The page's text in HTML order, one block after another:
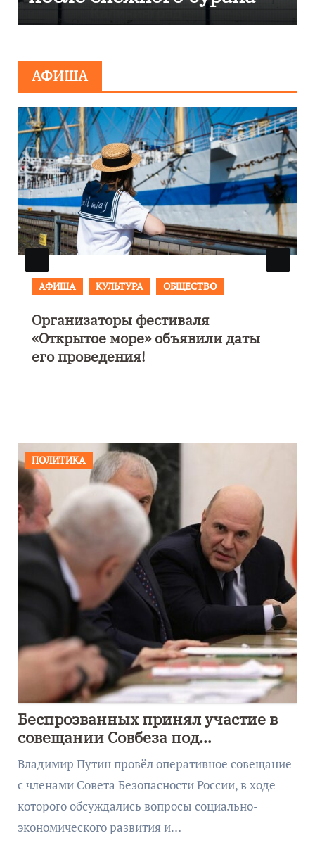
сообщения о
АФИША
АФИША
В Калининграде пройдет
фестиваль искусств «Зимние
каникулы на Балтике»
ПОЛИТИКА
Беспрозванных принял участие в
совещании Совбеза под
руководством Путина
Владимир Путин провёл оперативное совещание
с членами Совета Безопасности России, в ходе
которого обсуждались вопросы социально-
экономического развития и…